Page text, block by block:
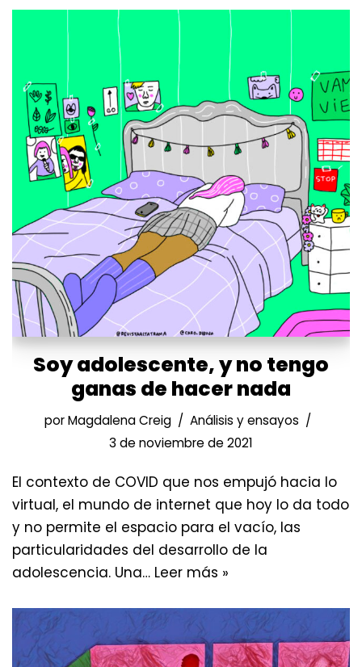
Soy adolescente, y no tengo
ganas de hacer nada
porMagdalena Creig
Análisis y ensayos
3 de noviembre de 2021
El contexto de COVID que nos empujó hacia lo
virtual, el mundo de internet que hoy lo da todo
y no permite el espacio para el vacío, las
particularidades del desarrollo de la
adolescencia. Una… Leer más »